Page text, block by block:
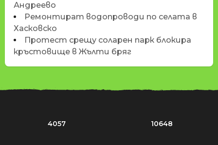
Андреево
Ремонтират водопроводи по селата в
Хасковско
Протест срещу соларен парк блокира
кръстовище в Жълти бряг
4057 10648